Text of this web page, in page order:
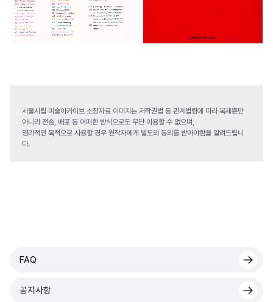
서울시립 미술아카이브 소장자료 이미지는 저작권법 등 관계법령에 따라 복제뿐만
아니라 전송, 배포 등 어떠한 방식으로도 무단 이용할 수 없으며,
영리적인 목적으로 사용할 경우 원작자에게 별도의 동의를 받아야함을 알려드립니
다.
FAQ
공지사항